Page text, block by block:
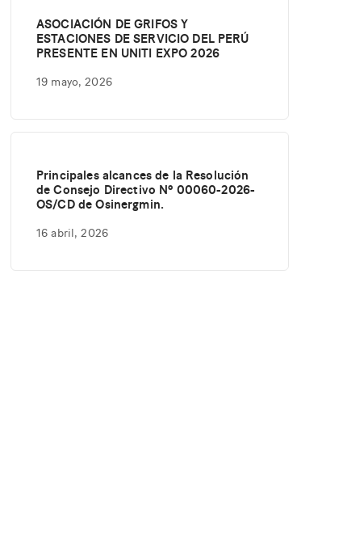
ASOCIACIÓN DE GRIFOS Y
ESTACIONES DE SERVICIO DEL PERÚ
PRESENTE EN UNITI EXPO 2026
19 mayo, 2026
Principales alcances de la Resolución
de Consejo Directivo Nº 00060-2026-
OS/CD de Osinergmin.
16 abril, 2026